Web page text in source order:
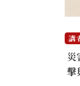
講
災
擊